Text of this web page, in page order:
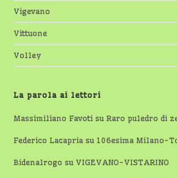
Vigevano
Vittuone
Volley
La parola ai lettori
Massimiliano Favoti suRaro puledro di
Federico Lacapria su 106esima Milano-
Bidenalrogo su VIGEVANO-VISTARINO